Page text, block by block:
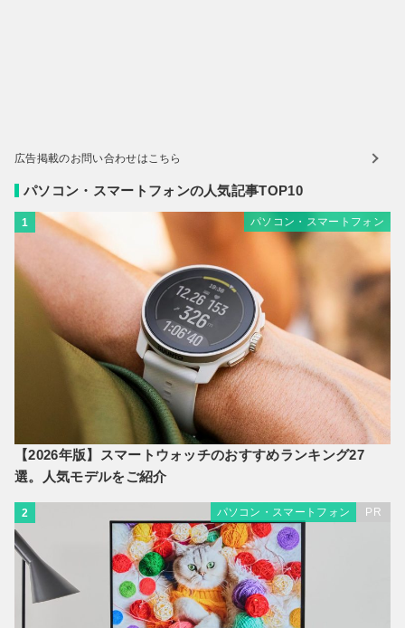
広告掲載のお問い合わせはこちら
パソコン・スマートフォンの人気記事TOP10
1 パソコン・スマートフォン
【2026年版】スマートウォッチのおすすめランキング27
選。人気モデルをご紹介
2 パソコン・スマートフォン PR